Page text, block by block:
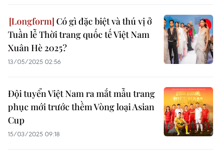
Có gì đặc biệt và thú vị ở
Tuần lễ Thời trang quốc tế Việt Nam
Xuân Hè 2025?
13/05/2025 02:56
Đội tuyển Việt Nam ra mắt mẫu trang
phục mới trước thềm Vòng loại Asian
Cup
15/03/2025 09:18